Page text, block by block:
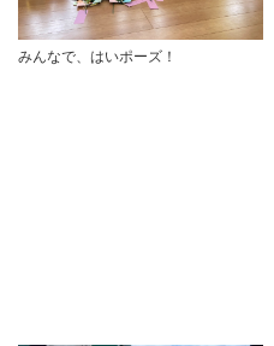
みんなで、はいポーズ！